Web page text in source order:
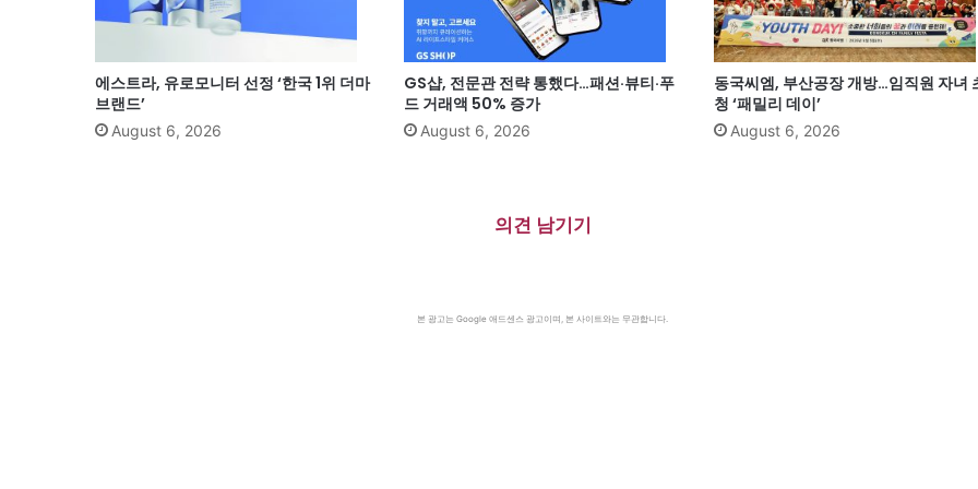
에스트라, 유로모니터 선정 ‘한국 1위 더마
브랜드’
August 6, 2026
GS샵, 전문관 전략 통했다…패션·뷰티·푸
드 거래액 50% 증가
August 6, 2026
동국씨엠, 부산공장 개방…임직원 자녀
청 ‘패밀리 데이’
August 6, 2026
의견 남기기
본 광고는 Google 애드센스 광고이며, 본 사이트와는 무관합니다.